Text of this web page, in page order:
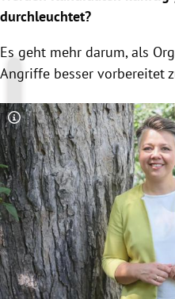
durchleuchtet?
Es geht mehr darum, als
Angriffe besser vorbereitet
Copyright-Hinweis